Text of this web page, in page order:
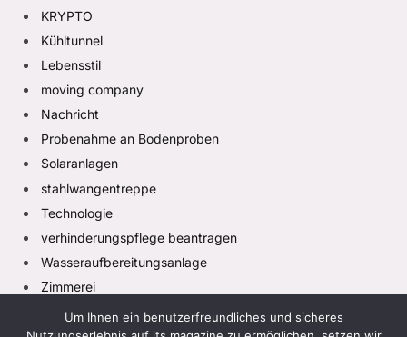
KRYPTO
Kühltunnel
Lebensstil
moving company
Nachricht
Probenahme an Bodenproben
Solaranlagen
stahlwangentreppe
Technologie
verhinderungspflege beantragen
Wasseraufbereitungsanlage
Zimmerei
Um Ihnen ein benutzerfreundliches und sicheres